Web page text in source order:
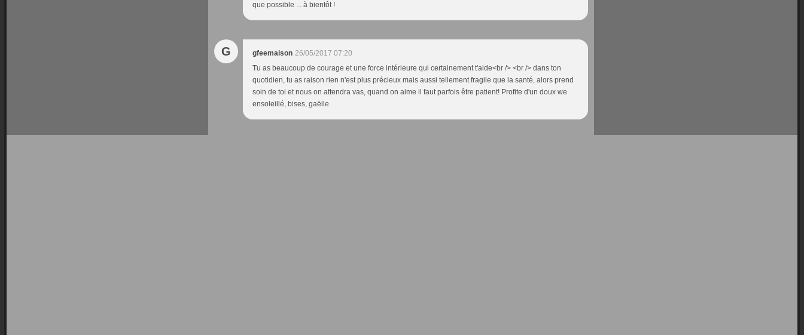
que possible ... à bientôt !
G gfeemaison 26/05/2017 07:20
Tu as beaucoup de courage et une force intérieure qui certainement t'aide<br /> <br /> dans ton
quotidien, tu as raison rien n'est plus précieux mais aussi tellement fragile que la santé, alors prend
soin de toi et nous on attendra vas, quand on aime il faut parfois être patient! Profite d'un doux we
ensoleillé, bises, gaëlle